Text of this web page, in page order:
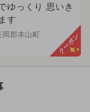
ゆっくり 思いき
す
岡郡本山町 クーポン